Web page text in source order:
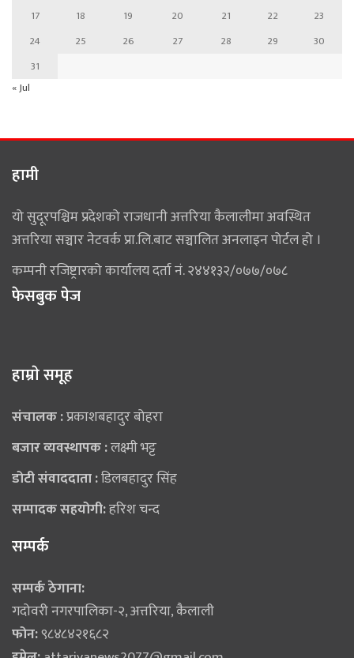
17
18 19 20 21 22
23
24
25 26 27 28 29
30
31
« Jul
हामी
यो सुदूरपश्चिम प्रदेशको राजधानी अत्तरिया कैलालीमा अवस्थित
अत्तरिया सञ्चार नेटवर्क प्रा.लि.बाट सञ्चालित अनलाइन पोर्टल हो ।
कम्पनी रजिष्ट्रारको कार्यालय दर्ता नं. २४४१३२/०७७/०७८
फेसबुक पेज
हाम्राे समूह
संचालक :प्रकाशबहादुर बोहरा
बजार व्यवस्थापक :लक्ष्मी भट्ट
डोटी संवाददाता :डिलबहादुर सिंह
सम्पादक सहयोगी:हरिश चन्द
सम्पर्क
सम्पर्क ठेगाना:
गदोवरी नगरपालिका-२, अत्तरिया, कैलाली
फोन:९८४८४२१६८२